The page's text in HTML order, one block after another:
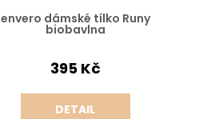
envero dámské tílko Runy
biobavlna
395 Kč
DETAIL